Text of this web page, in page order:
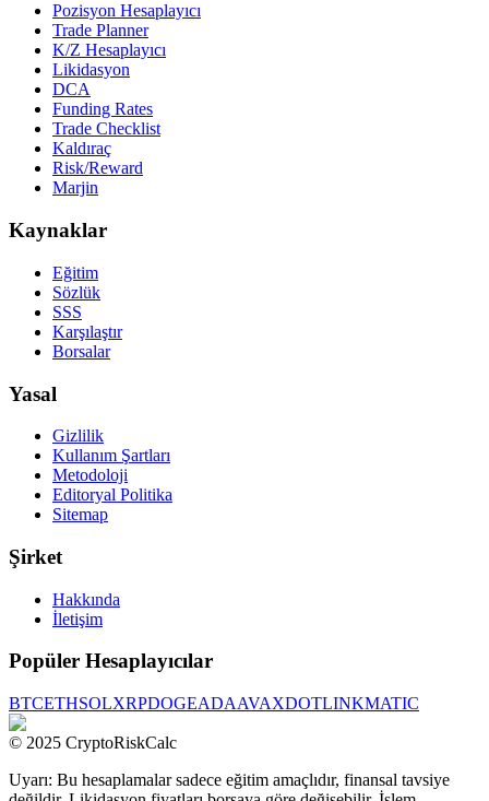
Pozisyon Hesaplayıcı
Trade Planner
K/Z Hesaplayıcı
Likidasyon
DCA
Funding Rates
Trade Checklist
Kaldıraç
Risk/Reward
Marjin
Kaynaklar
Eğitim
Sözlük
SSS
Karşılaştır
Borsalar
Yasal
Gizlilik
Kullanım Şartları
Metodoloji
Editoryal Politika
Sitemap
Şirket
Hakkında
İletişim
Popüler Hesaplayıcılar
BTCETHSOLXRPDOGEADAAVAXDOTLINKMATIC
© 2025 CryptoRiskCalc
Uyarı: Bu hesaplamalar sadece eğitim amaçlıdır, finansal tavsiye